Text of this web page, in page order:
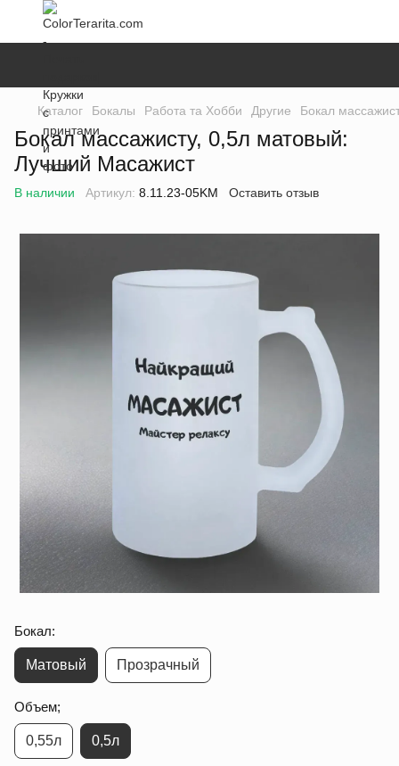
Каталог Бокалы Работа та Хобби Другие Бокал
Бокал массажисту, 0,5л матовый:
Лучший Масажист
В наличии Артикул: 8.11.23-05KM Оставить отзыв
Бокал:
Матовый Прозрачный
Объем;
0,55л 0,5л